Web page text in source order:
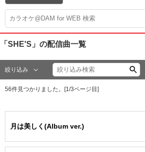
DAM★とも録音
カラオケ＠DAM
ユーザー検索
DAMの新曲・ランキング
「SHE'S」 の配信曲一覧
絞り込み
56件見つかりました。[1 /3ページ目]
月は美しく(Album ver.)